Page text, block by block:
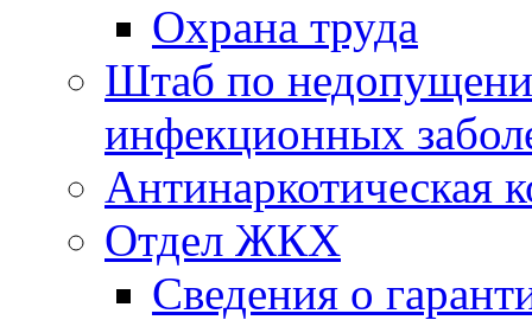
Охрана труда
Штаб по
инфекционных
Антинаркотическая
Отдел ЖКХ
Сведения о